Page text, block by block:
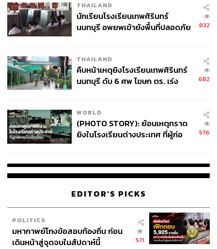
TAGS: เลือกตั้งผู้ว่าฯ กทม
ผู้ว่าฯ กทม.
ผู้ว่าราชการกรุงเทพมหานคร
สุดารัตน์ เกยุราพันธุ์
ABOUT THE AUTHOR
ธนกร วงษ์ปัญญา
บรรณาธิการข่าวในประเทศ กอง
บรรณาธิการข่าว THE STANDARD
ABOUT THE AUTHOR
THAILAND
นักเรียนโรงเรียนเทพศิรินทร์
นนทบุรี อพยพเข้ายังพื้นที่ปลอดภัย
832
THAILAND
คืบหน้าเหตุยิงโรงเรียนเทพศิรินทร์
นนทบุรี ดับ 6 ศพ โฆษก ตร. เร่ง
682
WORLD
(PHOTO STORY): ย้อนเหตุกราด
ยิงในโรงเรียนต่างประเทศ ที่ผู้ก่อ
576
EDITOR'S PICKS
POLITICS
มหากาพย์โกงข้อสอบท้องถิ่น ก่อน
เดินหน้าสู่จุดจบในสัปดาห์นี้
571